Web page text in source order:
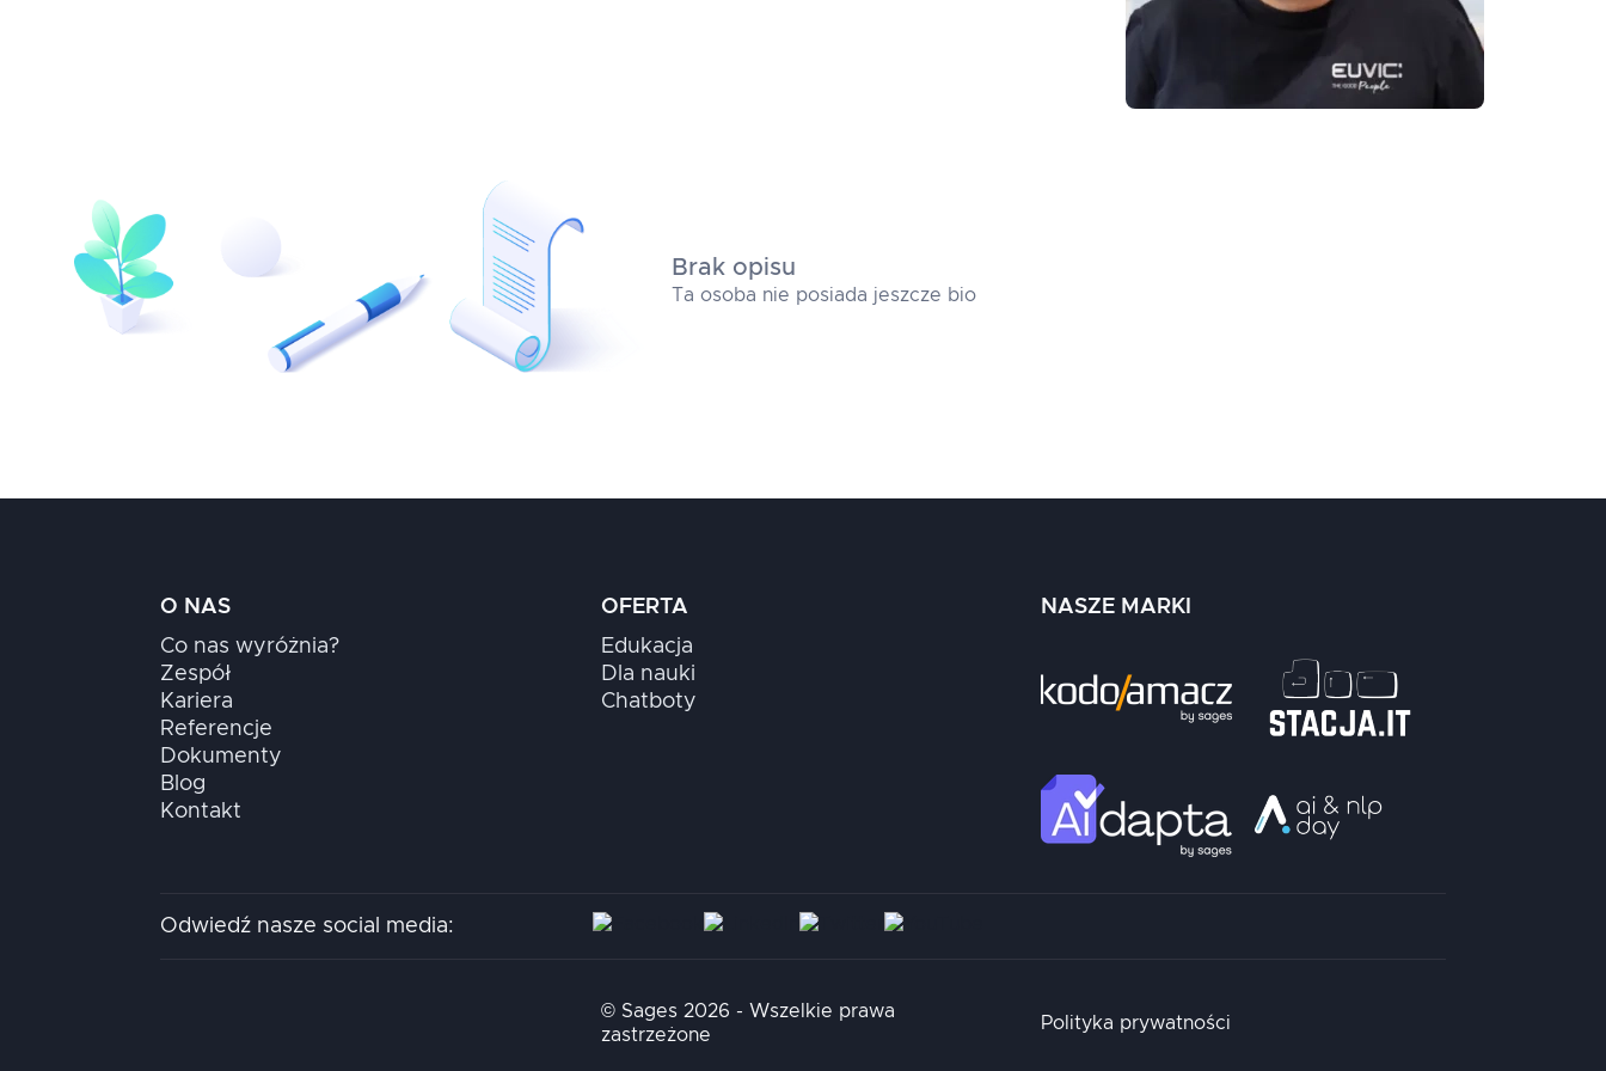
Brak opisu
Ta osoba nie posiada jeszcze bio
O NAS
Co nas wyróżnia?
Zespół
Kariera
Referencje
Dokumenty
Blog
Kontakt
OFERTA
Edukacja
Dla nauki
Chatboty
NASZE MARKI
Odwiedź nasze social media:
© Sages 2026 - Wszelkie prawa
zastrzeżone
Polityka prywatności